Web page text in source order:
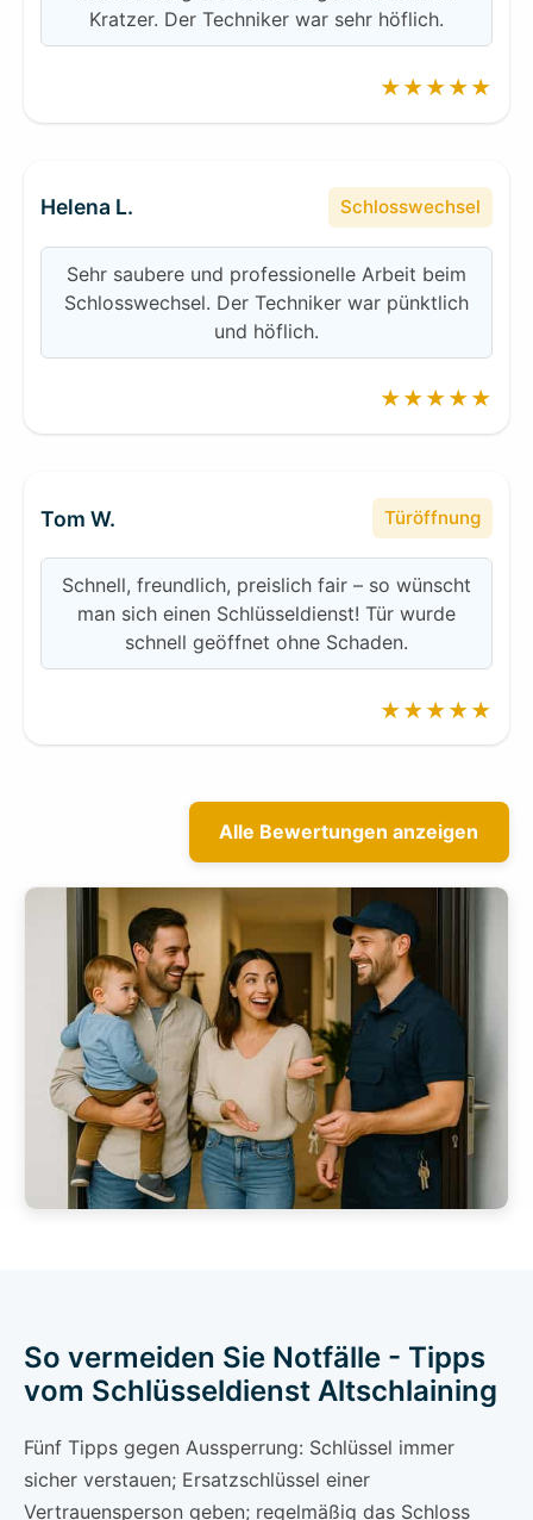
Kratzer. Der Techniker war sehr höflich.
★★★★★
Helena L. Schlosswechsel
Sehr saubere und professionelle Arbeit beim
Schlosswechsel. Der Techniker war pünktlich
und höflich.
★★★★★
Tom W. Türöffnung
Schnell, freundlich, preislich fair – so wünscht
man sich einen Schlüsseldienst! Tür wurde
schnell geöffnet ohne Schaden.
★★★★★
Alle Bewertungen anzeigen
So vermeiden Sie Notfälle - Tipps
vom Schlüsseldienst Altschlaining
Fünf Tipps gegen Aussperrung: Schlüssel immer
sicher verstauen; Ersatzschlüssel einer
Vertrauensperson geben; regelmäßig das Schloss